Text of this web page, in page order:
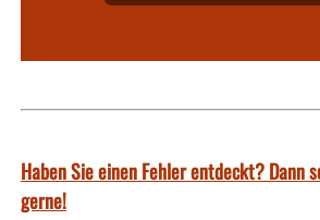
Haben Sie einen Fehler entdeckt? Dann
gerne!